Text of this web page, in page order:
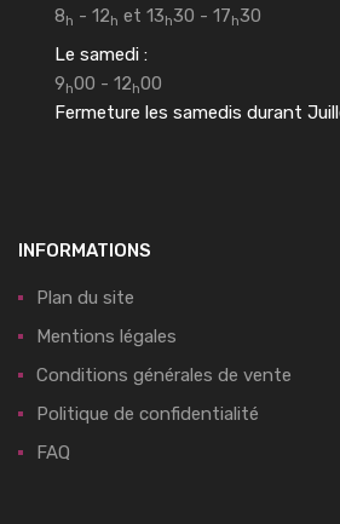
8h - 12h et 13h30 - 17h30
Le samedi :
9h00 - 12h00
Fermeture les samedis durant
INFORMATIONS
Plan du site
Mentions légales
Conditions générales de vente
Politique de confidentialité
FAQ